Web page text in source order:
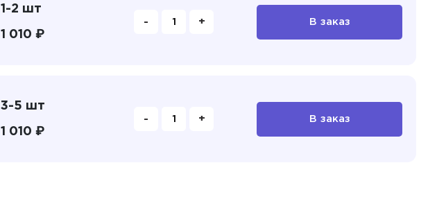
1-2 шт
1 010 ₽
- + В заказ
3-5 шт
1 010 ₽
- + В заказ